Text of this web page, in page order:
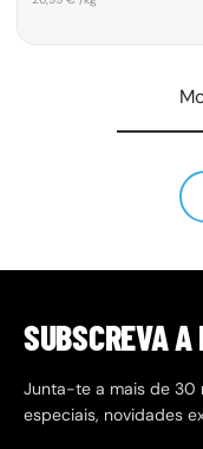
SUBSCREVA
Junta-te a mais de 30
especiais, novidades